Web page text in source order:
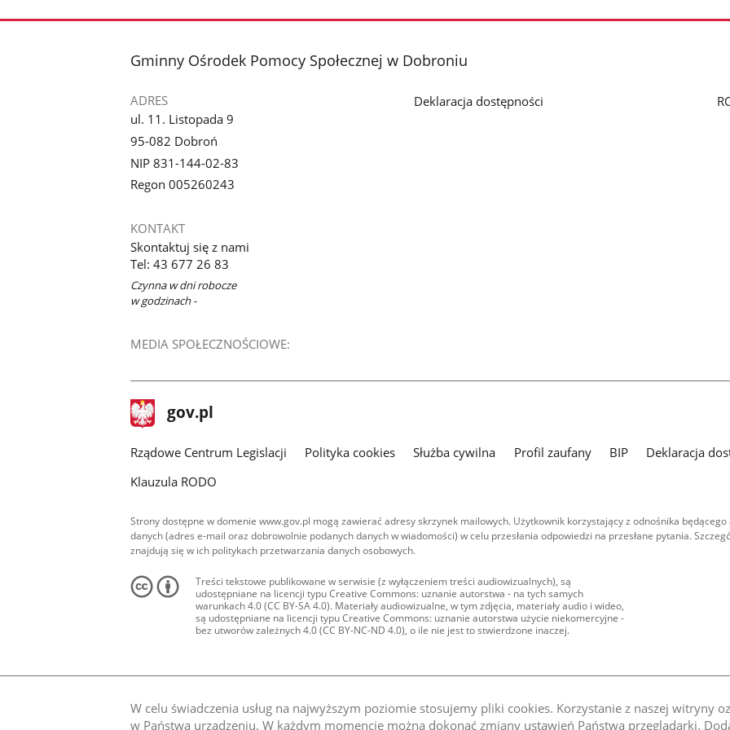
W celu świadczenia usług na najwyższym poziomie stosujemy pliki cookies. Korzystanie z naszej witryny
w Państwa urządzeniu. W każdym momencie można dokonać zmiany ustawień Państwa przeglądarki.
stopka
Gminny Ośrodek Pomocy Społecznej w Dobroniu
ADRES
ul. 11. Listopada 9
95-082 Dobroń
NIP 831-144-02-83
Regon 005260243
KONTAKT
Skontaktuj się z nami
Tel: 43 677 26 83
Czynna w dni robocze
w godzinach -
MEDIA SPOŁECZNOŚCIOWE:
Deklaracja dostępności
stopka
gov.pl Strona
gov.pl
Rządowe Centrum Legislacji Polityka cookies Służba cywilna Profil zaufany BIP
Deklaracja
Klauzula RODO
Strony dostępne w domenie www.gov.pl mogą zawierać adresy skrzynek mailowych. Użytkownik korzystający z odnośnika
danych (adres e-mail oraz dobrowolnie podanych danych w wiadomości) w celu przesłania odpowiedzi na przesłane pytania.
znajdują się w ich politykach przetwarzania danych osobowych.
Treści tekstowe publikowane w serwisie (z wyłączeniem treści audiowizualnych), są
udostępniane na licencji typu Creative Commons: uznanie autorstwa - na tych samych
warunkach 4.0 (CC BY-SA 4.0). Materiały audiowizualne, w tym zdjęcia, materiały audio i wideo,
są udostępniane na licencji typu Creative Commons: uznanie autorstwa użycie niekomercyjne -
bez utworów zależnych 4.0 (CC BY-NC-ND 4.0), o ile nie jest to stwierdzone inaczej.